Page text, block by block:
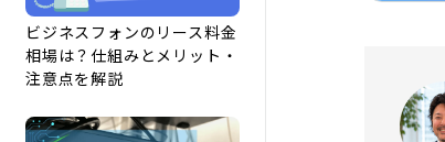
ビジネスフォンのリース料金
相場は？仕組みとメリット・
注意点を解説